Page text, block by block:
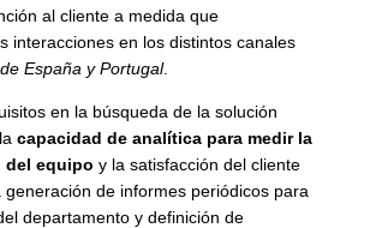
al cliente a medida que
interacciones en los distintos canales
España y Portugal.
en la búsqueda de la solución
capacidad de analítica para medir la
del equipo y la satisfacción del cliente
generación de informes periódicos para
departamento y definición de